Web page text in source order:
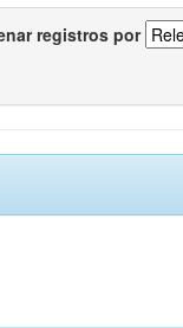
registros por